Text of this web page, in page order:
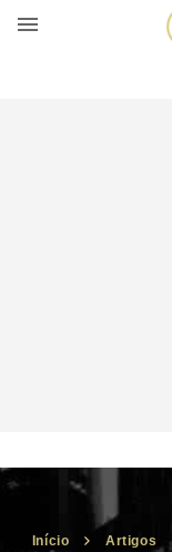
BUSCAR
Início Artigos